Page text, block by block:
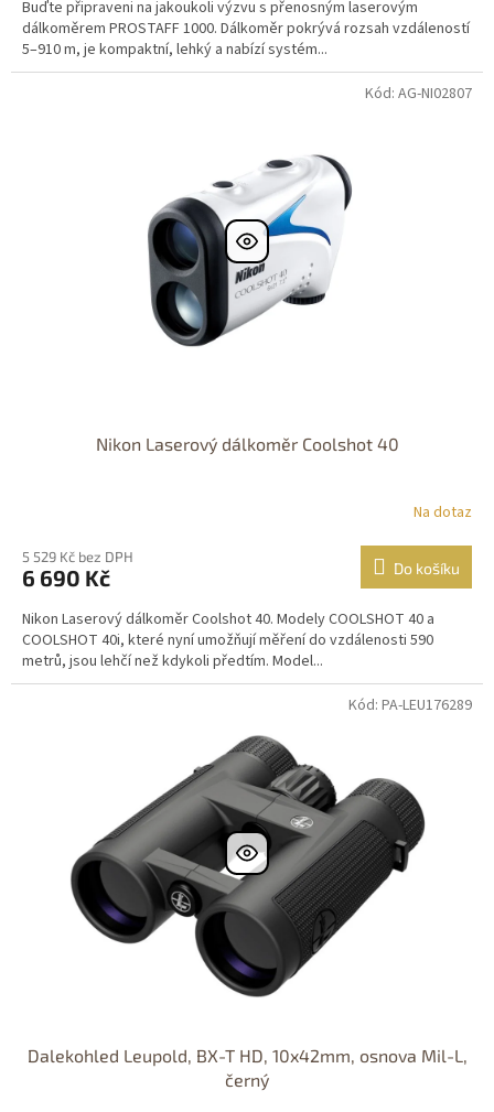
Buďte připraveni na jakoukoli výzvu s přenosným laserovým
dálkoměrem PROSTAFF 1000. Dálkoměr pokrývá rozsah vzdáleností
5–910 m, je kompaktní, lehký a nabízí systém...
Nikon Laserový dálkoměr Coolshot 40
Na dotaz
5 529 Kč bez DPH
6 690 Kč Do košíku
Nikon Laserový dálkoměr Coolshot 40. Modely COOLSHOT 40 a
COOLSHOT 40i, které nyní umožňují měření do vzdálenosti 590
metrů, jsou lehčí než kdykoli předtím. Model...
Kód: AG-NI02807
Dalekohled Leupold, BX-T HD, 10x42mm, osnova Mil-L,
černý
Kód: PA-LEU176289